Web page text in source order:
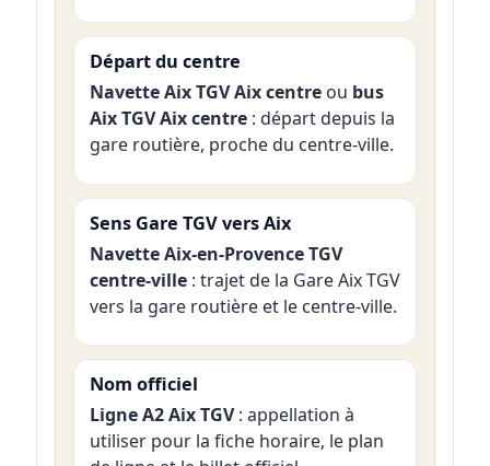
Départ du centre
Navette Aix TGV Aix centreou bus
Aix TGV Aix centre: départ depuis la
gare routière, proche du centre-ville.
Sens Gare TGV vers Aix
Navette Aix-en-Provence TGV
centre-ville: trajet de la Gare Aix TGV
vers la gare routière et le centre-ville.
Nom officiel
Ligne A2 Aix TGV: appellation à
utiliser pour la fiche horaire, le plan